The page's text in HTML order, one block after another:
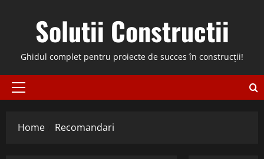
Solutii Constructii
Ghidul complet pentru proiecte de succes în construcții!
Primary
Home Recomandari